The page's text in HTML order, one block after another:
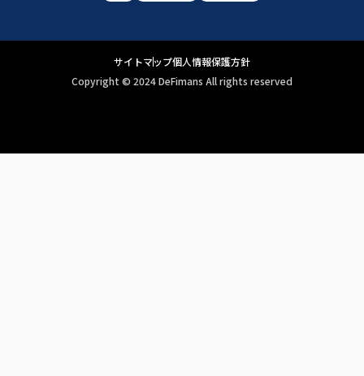
サイトマップ個人情報保護方針
Copyright ©︎ 2024 DeFimans All rights reserved